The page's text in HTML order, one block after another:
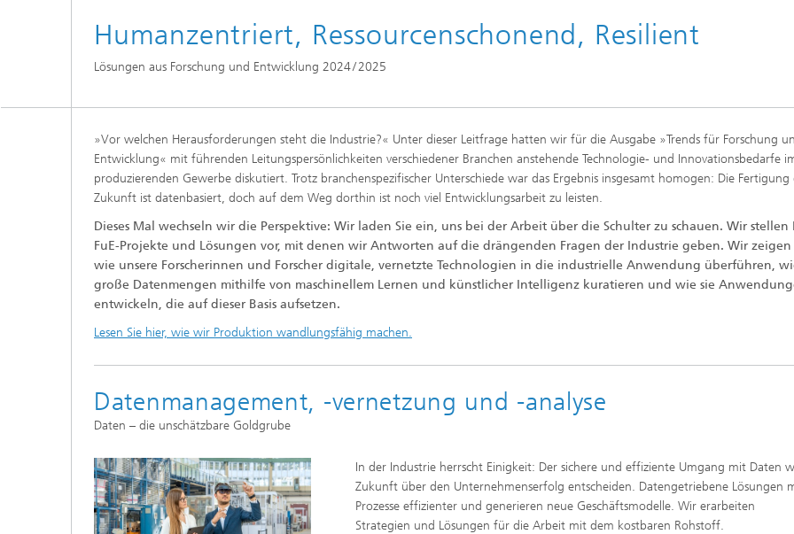
Humanzentriert, Ressourcenschonend, Resilient
Lösungen aus Forschung und Entwicklung 2024 / 2025
»Vor welchen Herausforderungen steht die Industrie?« Unter dieser Leitfrage hatten wir für die Ausgabe »Trends für Forschung
Entwicklung« mit führenden Leitungspersönlichkeiten verschiedener Branchen anstehende Technologie- und Innovationsbedarfe
produzierenden Gewerbe diskutiert. Trotz branchenspezifischer Unterschiede war das Ergebnis insgesamt homogen: Die Fertigung
Zukunft ist datenbasiert, doch auf dem Weg dorthin ist noch viel Entwicklungsarbeit zu leisten.
Dieses Mal wechseln wir die Perspektive: Wir laden Sie ein, uns bei der Arbeit über die Schulter zu schauen. Wir stellen
FuE-Projekte und Lösungen vor, mit denen wir Antworten auf die drängenden Fragen der Industrie geben. Wir
wie unsere Forscherinnen und Forscher digitale, vernetzte Technologien in die industrielle Anwendung überführen,
große Datenmengen mithilfe von maschinellem Lernen und künstlicher Intelligenz kuratieren und wie sie
entwickeln, die auf dieser Basis aufsetzen.
Lesen Sie hier, wie wir Produktion wandlungsfähig machen.
Datenmanagement, -vernetzung und -­analyse
Daten – die unschätzbare Goldgrube
In der Industrie herrscht Einigkeit: Der sichere und ­effiziente Umgang mit Daten
Zukunft über den Unternehmenserfolg entscheiden. Datengetriebene Lösungen
Prozesse effizienter und generieren neue Geschäftsmodelle. Wir erarbeiten
Strategien und Lösungen für die Arbeit mit dem kostbaren Rohstoff.